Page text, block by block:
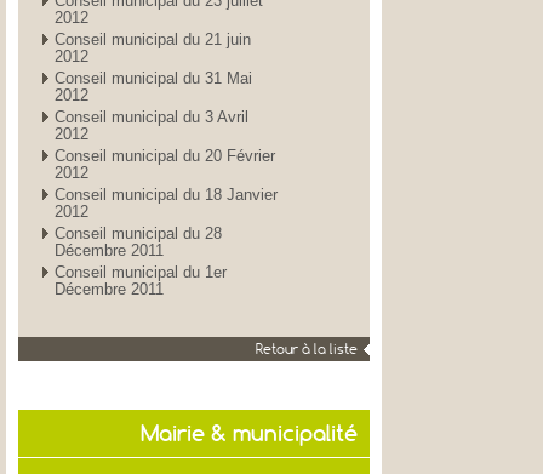
2012
Conseil municipal du 21 juin
2012
Conseil municipal du 31 Mai
2012
Conseil municipal du 3 Avril
2012
Conseil municipal du 20 Février
2012
Conseil municipal du 18 Janvier
2012
Conseil municipal du 28
Décembre 2011
Conseil municipal du 1er
Décembre 2011
Retour à la liste
Mairie & municipalité